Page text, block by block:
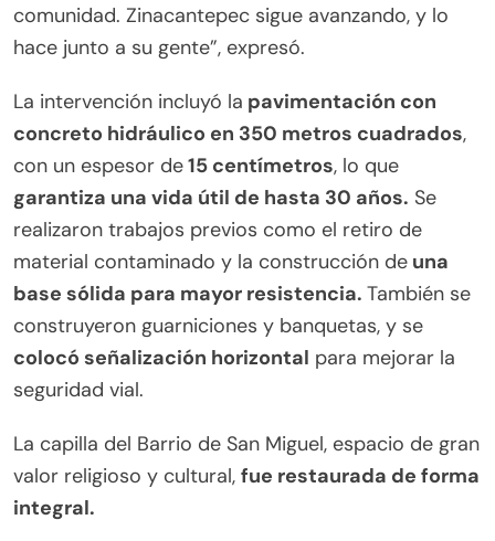
comunidad. Zinacantepec sigue avanzando, y lo
hace junto a su gente”, expresó.
La intervención incluyó la pavimentación con
concreto hidráulico en 350 metros cuadrados,
con un espesor de15 centímetros, lo que
garantiza una vida útil de hasta 30 años. Se
realizaron trabajos previos como el retiro de
material contaminado y la construcción de una
base sólida para mayor resistencia. También se
construyeron guarniciones y banquetas, y se
colocó señalización horizontal para mejorar la
seguridad vial.
La capilla del Barrio de San Miguel, espacio de gran
valor religioso y cultural, fue restaurada de forma
integral.